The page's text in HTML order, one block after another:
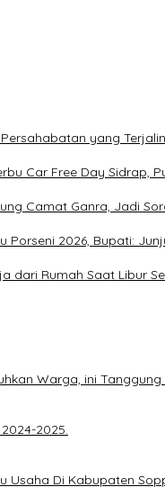
yang
Car Free Day
Camat Ganra, Jadi
Porseni 2026, Bupati:
dari Rumah Saat Libur
Warga, ini
2025.
Usaha Di Kabupaten